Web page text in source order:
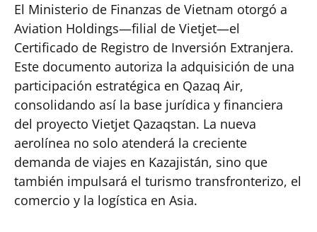
El Ministerio de Finanzas de Vietnam otorgó a
Aviation Holdings—filial de Vietjet—el
Certificado de Registro de Inversión Extranjera.
Este documento autoriza la adquisición de una
participación estratégica en Qazaq Air,
consolidando así la base jurídica y financiera
del proyecto Vietjet Qazaqstan. La nueva
aerolínea no solo atenderá la creciente
demanda de viajes en Kazajistán, sino que
también impulsará el turismo transfronterizo, el
comercio y la logística en Asia.